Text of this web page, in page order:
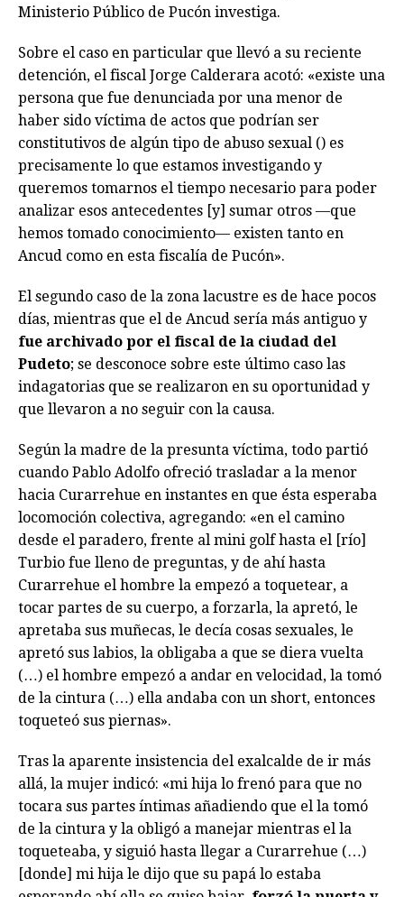
Ministerio Público de Pucón investiga.
Sobre el caso en particular que llevó a su reciente
detención, el fiscal Jorge Calderara acotó: «existe una
persona que fue denunciada por una menor de
haber sido víctima de actos que podrían ser
constitutivos de algún tipo de abuso sexual () es
precisamente lo que estamos investigando y
queremos tomarnos el tiempo necesario para poder
analizar esos antecedentes [y] sumar otros —que
hemos tomado conocimiento— existen tanto en
Ancud como en esta fiscalía de Pucón».
El segundo caso de la zona lacustre es de hace pocos
días, mientras que el de Ancud sería más antiguo y
fue archivado por el fiscal de la ciudad del
Pudeto; se desconoce sobre este último caso las
indagatorias que se realizaron en su oportunidad y
que llevaron a no seguir con la causa.
Según la madre de la presunta víctima, todo partió
cuando Pablo Adolfo ofreció trasladar a la menor
hacia Curarrehue en instantes en que ésta esperaba
locomoción colectiva, agregando: «en el camino
desde el paradero, frente al mini golf hasta el [río]
Turbio fue lleno de preguntas, y de ahí hasta
Curarrehue el hombre la empezó a toquetear, a
tocar partes de su cuerpo, a forzarla, la apretó, le
apretaba sus muñecas, le decía cosas sexuales, le
apretó sus labios, la obligaba a que se diera vuelta
(…) el hombre empezó a andar en velocidad, la tomó
de la cintura (…) ella andaba con un short, entonces
toqueteó sus piernas».
Tras la aparente insistencia del exalcalde de ir más
allá, la mujer indicó: «mi hija lo frenó para que no
tocara sus partes íntimas añadiendo que el la tomó
de la cintura y la obligó a manejar mientras el la
toqueteaba, y siguió hasta llegar a Curarrehue (…)
[donde] mi hija le dijo que su papá lo estaba